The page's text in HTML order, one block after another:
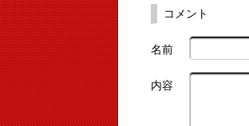
コメント
名前
内容